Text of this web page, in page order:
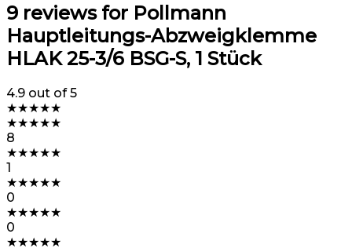
9 reviews for Pollmann
Hauptleitungs-Abzweigklemme
HLAK 25-3/6 BSG-S, 1 Stück
4.9 out of 5
★★★★★
★★★★★
8
★★★★★
1
★★★★★
0
★★★★★
0
★★★★★